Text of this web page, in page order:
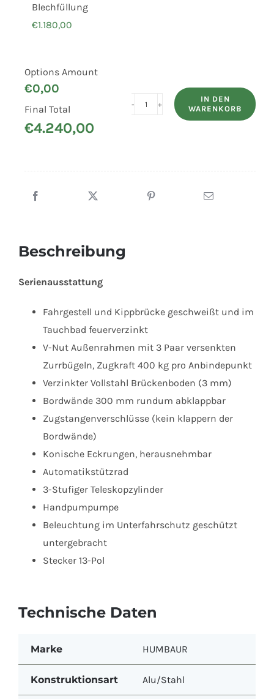
Blechfüllung
€1.180,00
Options Amount
€0,00
Final Total
€4.240,00
HUMBAUR
Menge
IN DEN
WARENKORB
Beschreibung
Serienausstattung
Fahrgestell und Kippbrücke geschweißt und im
Tauchbad feuerverzinkt
V-Nut Außenrahmen mit 3 Paar versenkten
Zurrbügeln, Zugkraft 400 kg pro Anbindepunkt
Verzinkter Vollstahl Brückenboden (3 mm)
Bordwände 300 mm rundum abklappbar
Zugstangenverschlüsse (kein klappern der
Bordwände)
Konische Eckrungen, herausnehmbar
Automatikstützrad
3-Stufiger Teleskopzylinder
Handpumpumpe
Beleuchtung im Unterfahrschutz geschützt
untergebracht
Stecker 13-Pol
Technische Daten
Marke HUMBAUR
Konstruktionsart Alu/Stahl